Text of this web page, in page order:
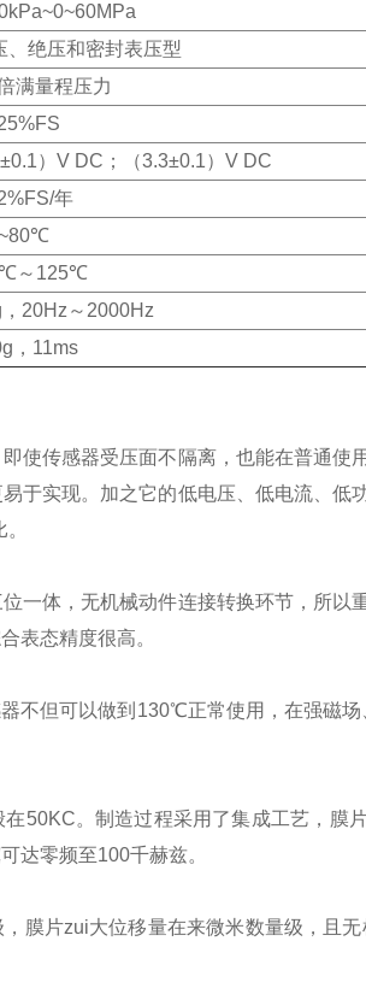
、绝压和密封表压型
满量程压力
）V DC；（3.3±0.1）V DC
年
～125℃
20Hz～2000Hz
，11ms
使传感器受压面不隔离，也能在普通使
于实现。加之它的低电压、低电流、低
一体，无机械动件连接转换环节，所以
表态精度很高。
不但可以做到130℃正常使用，在强磁
50KC。制造过程采用了集成工艺，膜
达零频至100千赫兹。
膜片zui大位移量在来微米数量级，且